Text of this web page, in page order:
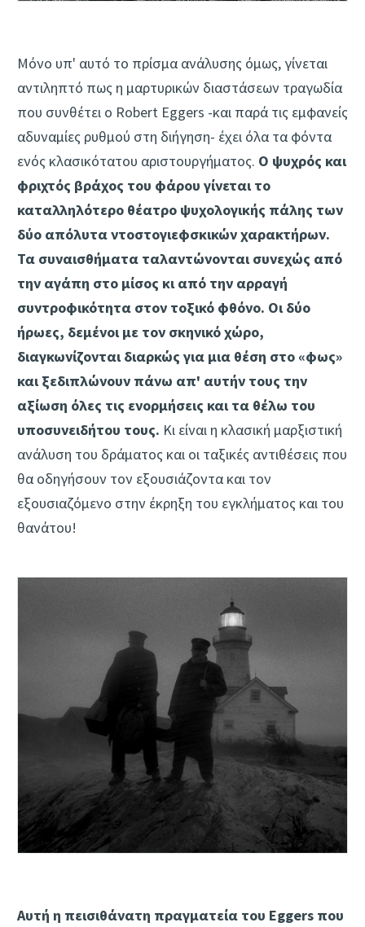
Μόνο υπ' αυτό το πρίσμα ανάλυσης όμως, γίνεται
αντιληπτό πως η μαρτυρικών διαστάσεων τραγωδία
που συνθέτει ο Robert Eggers -και παρά τις εμφανείς
αδυναμίες ρυθμού στη διήγηση- έχει όλα τα φόντα
ενός κλασικότατου αριστουργήματος. Ο ψυχρός και
φριχτός βράχος του φάρου γίνεται το
καταλληλότερο θέατρο ψυχολογικής πάλης των
δύο απόλυτα ντοστογιεφσκικών χαρακτήρων.
Τα συναισθήματα ταλαντώνονται συνεχώς από
την αγάπη στο μίσος κι από την αρραγή
συντροφικότητα στον τοξικό φθόνο. Οι δύο
ήρωες, δεμένοι με τον σκηνικό χώρο,
διαγκωνίζονται διαρκώς για μια θέση στο «φως»
και ξεδιπλώνουν πάνω απ' αυτήν τους την
αξίωση όλες τις ενορμήσεις και τα θέλω του
υποσυνειδήτου τους. Κι είναι η κλασική μαρξιστική
ανάλυση του δράματος και οι ταξικές αντιθέσεις που
θα οδηγήσουν τον εξουσιάζοντα και τον
εξουσιαζόμενο στην έκρηξη του εγκλήματος και του
θανάτου!
Αυτή η πεισιθάνατη πραγματεία του Eggers που